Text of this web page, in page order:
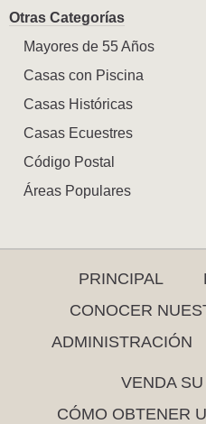
Otras Categorías
Mayores de 55 Años
Casas con Piscina
Casas Históricas
Casas Ecuestres
Código Postal
Áreas Populares
PRINCIPAL
CONOCER
ADMINISTRACIÓN
VENDA
CÓMO OBTENER